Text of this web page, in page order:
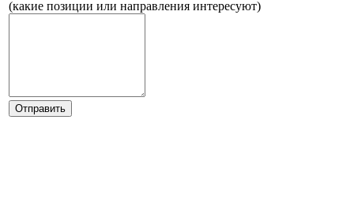
(какие позиции или направления интересуют)
Отправить